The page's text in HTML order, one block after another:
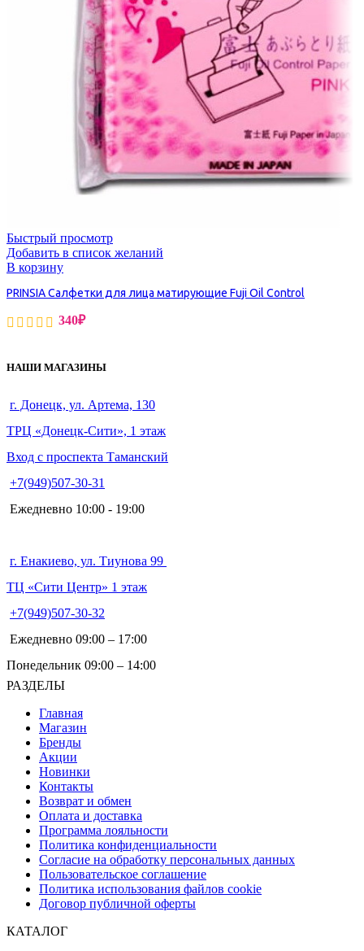
Быстрый просмотр
Добавить в список желаний
В корзину
PRINSIA Салфетки для лица матирующие Fuji Oil Control
340₽
НАШИ МАГАЗИНЫ
г. Донецк, ул. Артема, 130
ТРЦ «Донецк-Сити», 1 этаж
Вход с проспекта Таманский
+7(949)507-30-31
Ежедневно 10:00 - 19:00
г. Енакиево, ул. Тиунова 99
ТЦ «Сити Центр» 1 этаж
+7(949)507-30-32
Ежедневно 09:00 – 17:00
Понедельник 09:00 – 14:00
РАЗДЕЛЫ
Главная
Магазин
Бренды
Акции
Новинки
Контакты
Возврат и обмен
Оплата и доставка
Программа лояльности
Политика конфиденциальности
Согласие на обработку персональных данных
Пользовательское соглашение
Политика использования файлов cookie
Договор публичной оферты
КАТАЛОГ